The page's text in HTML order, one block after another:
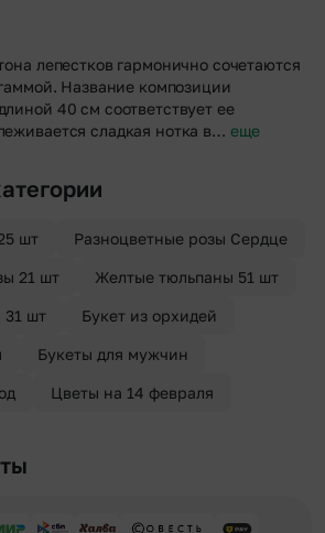
лепестков гармонично сочетаются
Название композиции
40 см соответствует ее
сладкая нотка в… еще
шт Разноцветные розы Сердце
21 шт Желтые тюльпаны 51 шт
31 шт Букет из орхидей
Букеты для мужчин
Цветы на 14 февраля